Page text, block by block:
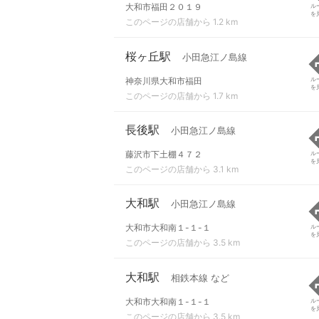
大和市福田２０１９
このページの店舗から 1.2 km
ル
を
桜ヶ丘駅 小田急江ノ島線
神奈川県大和市福田
このページの店舗から 1.7 km
ル
を
長後駅 小田急江ノ島線
藤沢市下土棚４７２
このページの店舗から 3.1 km
ル
を
大和駅 小田急江ノ島線
大和市大和南１-１-１
このページの店舗から 3.5 km
ル
を
大和駅 相鉄本線 など
大和市大和南１-１-１
このページの店舗から 3.5 km
ル
を